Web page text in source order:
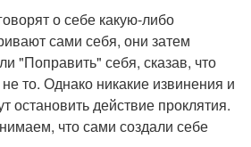
о себе какую-либо
сами себя, они затем
"Поправить" себя, сказав, что
то. Однако никакие извинения и
остановить действие проклятия.
что сами создали себе